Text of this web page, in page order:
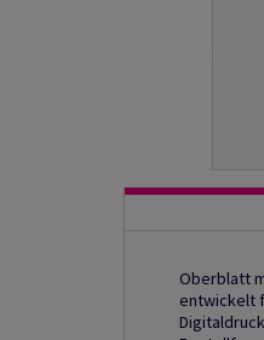
Oberblatt
entwickelt